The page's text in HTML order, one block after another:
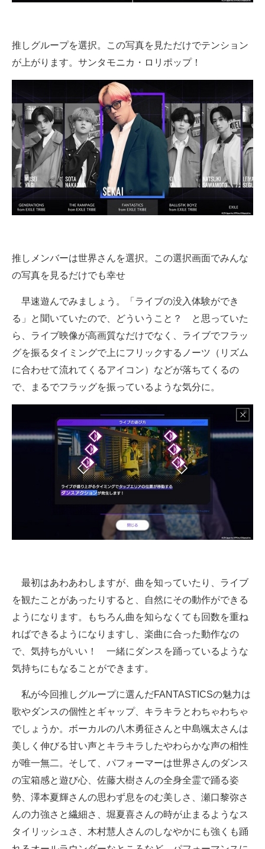
推しグループを選択。この写真を見ただけでテンション
が上がります。サンタモニカ・ロリポップ！
推しメンバーは世界さんを選択。この選択画面でみんな
の写真を見るだけでも幸せ
早速遊んでみましょう。「ライブの没入体験ができ
る」と聞いていたので、どういうこと？ と思っていた
ら、ライブ映像が高画質なだけでなく、ライブでフラッ
グを振るタイミングで上にフリックするノーツ（リズム
に合わせて流れてくるアイコン）などが落ちてくるの
で、まるでフラッグを振っているような気分に。
最初はあわあわしますが、曲を知っていたり、ライブ
を観たことがあったりすると、自然にその動作ができる
ようになります。もちろん曲を知らなくても回数を重ね
ればできるようになりますし、楽曲に合った動作なの
で、気持ちがいい！ 一緒にダンスを踊っているような
気持ちにもなることができます。
私が今回推しグループに選んだFANTASTICSの魅力は
歌やダンスの個性とギャップ、キラキラとわちゃわちゃ
でしょうか。ボーカルの八木勇征さんと中島颯太さんは
美しく伸びる甘い声とキラキラしたやわらかな声の相性
が唯一無二。そして、パフォーマーは世界さんのダンス
の宝箱感と遊び心、佐藤大樹さんの全身全霊で踊る姿
勢、澤本夏輝さんの思わず息をのむ美しさ、瀬口黎弥さ
んの力強さと繊細さ、堀夏喜さんの時が止まるようなス
タイリッシュさ、木村慧人さんのしなやかにも強くも踊